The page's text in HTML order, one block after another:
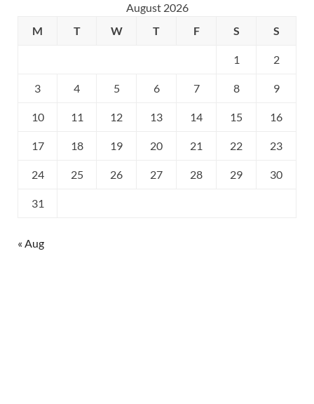
August 2026
M
T W T F S S
1 2
3 4 5 6 7 8 9
10 11 12 13 14 15 16
17 18 19 20 21 22 23
24 25 26 27 28 29 30
31
« Aug